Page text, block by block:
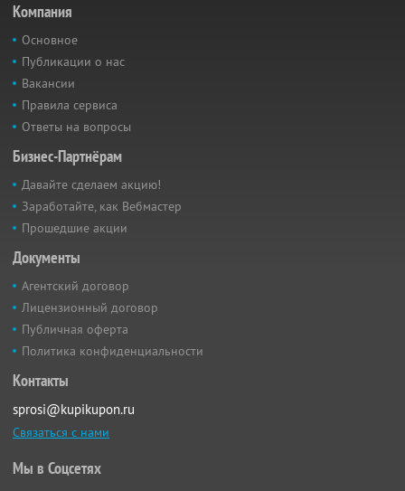
Компания
Основное
Публикации о нас
Вакансии
Правила сервиса
Ответы на вопросы
Бизнес-Партнёрам
Давайте сделаем акцию!
Заработайте, как Вебмастер
Прошедшие акции
Документы
Агентский договор
Лицензионный договор
Публичная оферта
Политика конфиденциальности
Контакты
sprosi@kupikupon.ru
Связаться с нами
Мы в Соцсетях